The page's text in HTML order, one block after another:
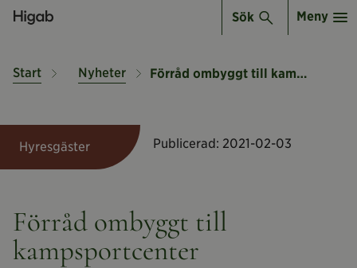
Sök Meny
Start Nyheter Förråd ombyggt till kampsportcenter
Hyresgäster Publicerad: 2021-02-03
Förråd ombyggt till
kampsportcenter